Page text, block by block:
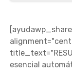
esencial